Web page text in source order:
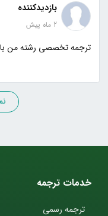
بازدیدکننده
2 ماه پیش
ترجمه تخصصی رشته من با
خدمات ترجمه
ترجمه رسمی